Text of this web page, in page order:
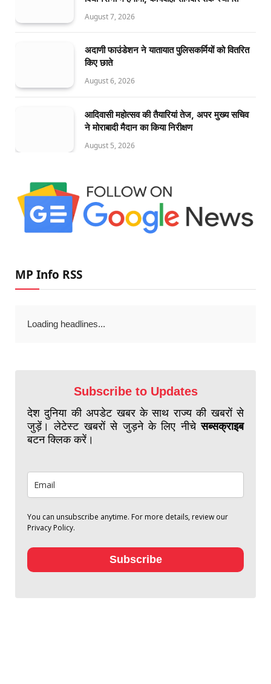
August 7, 2026
अदाणी फाउंडेशन ने यातायात पुलिसकर्मियों को वितरित
किए छाते
August 6, 2026
आदिवासी महोत्सव की तैयारियां तेज, अपर मुख्य सचिव
ने मोराबादी मैदान का किया निरीक्षण
August 5, 2026
MP Info RSS
Loading headlines...
Subscribe to Updates
देश दुनिया की अपडेट खबर के साथ राज्य की खबरों से
जुड़ें। लेटेस्ट खबरों से जुड़ने के लिए नीचेसब्सक्राइब
बटन क्लिक करें।
You can unsubscribe anytime. For more details, review our
Privacy Policy.
Subscribe